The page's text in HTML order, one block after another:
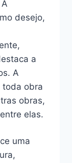
desejo,
a
A
toda obra
obras,
elas.
uma